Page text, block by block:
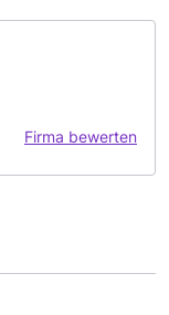
Firma bewerten